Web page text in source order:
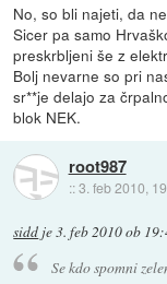
No, so bli najeti, da
Sicer pa samo
preskrbljeni še z
Bolj nevarne so pri
sr**je delajo za
blok NEK.
root987
::3. feb 2010,
sidd je3. feb 2010 ob
Se kdo spomni